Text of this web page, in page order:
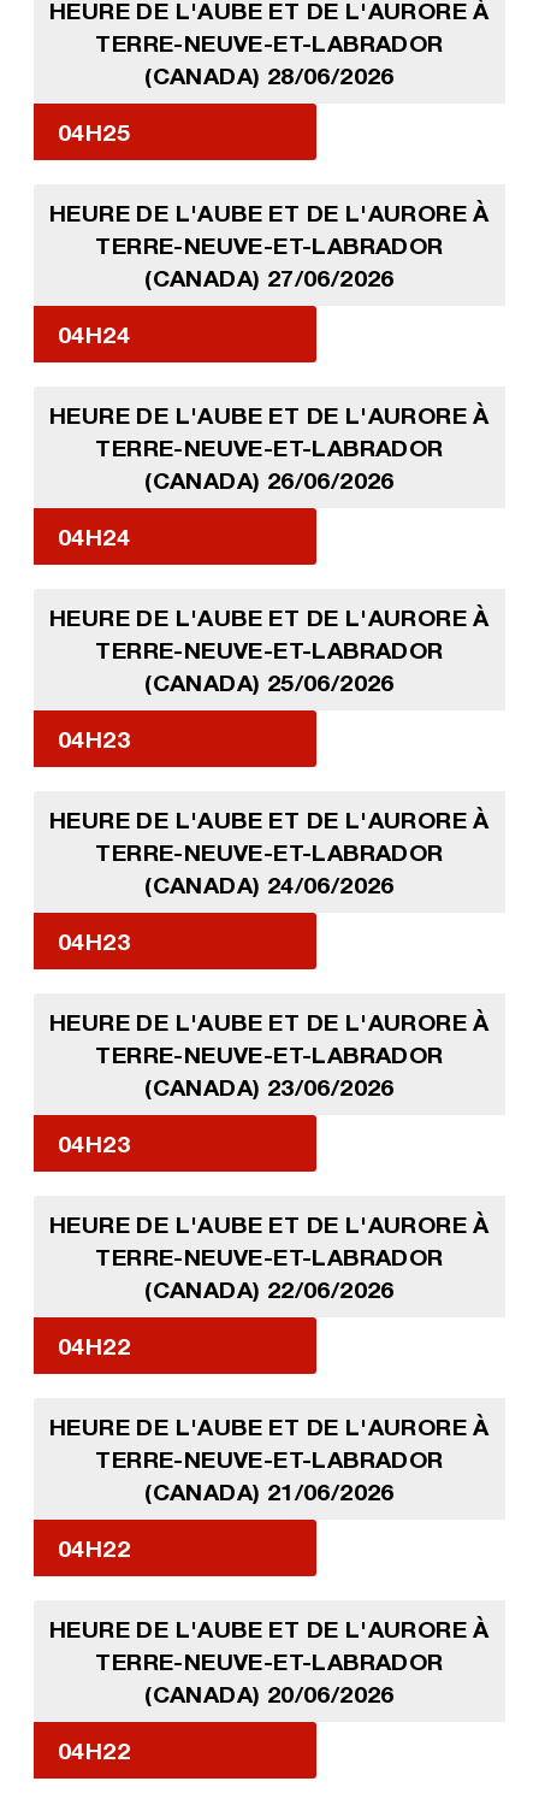
HEURE DE L'AUBE ET DE L'AURORE À
TERRE-NEUVE-ET-LABRADOR
(CANADA) 28/06/2026
04H25
HEURE DE L'AUBE ET DE L'AURORE À
TERRE-NEUVE-ET-LABRADOR
(CANADA) 27/06/2026
04H24
HEURE DE L'AUBE ET DE L'AURORE À
TERRE-NEUVE-ET-LABRADOR
(CANADA) 26/06/2026
04H24
HEURE DE L'AUBE ET DE L'AURORE À
TERRE-NEUVE-ET-LABRADOR
(CANADA) 25/06/2026
04H23
HEURE DE L'AUBE ET DE L'AURORE À
TERRE-NEUVE-ET-LABRADOR
(CANADA) 24/06/2026
04H23
HEURE DE L'AUBE ET DE L'AURORE À
TERRE-NEUVE-ET-LABRADOR
(CANADA) 23/06/2026
04H23
HEURE DE L'AUBE ET DE L'AURORE À
TERRE-NEUVE-ET-LABRADOR
(CANADA) 22/06/2026
04H22
HEURE DE L'AUBE ET DE L'AURORE À
TERRE-NEUVE-ET-LABRADOR
(CANADA) 21/06/2026
04H22
HEURE DE L'AUBE ET DE L'AURORE À
TERRE-NEUVE-ET-LABRADOR
(CANADA) 20/06/2026
04H22